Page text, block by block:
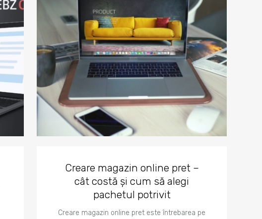
Creare magazin online pret –
cât costă și cum să alegi
pachetul potrivit
Creare magazin online pret este întrebarea pe